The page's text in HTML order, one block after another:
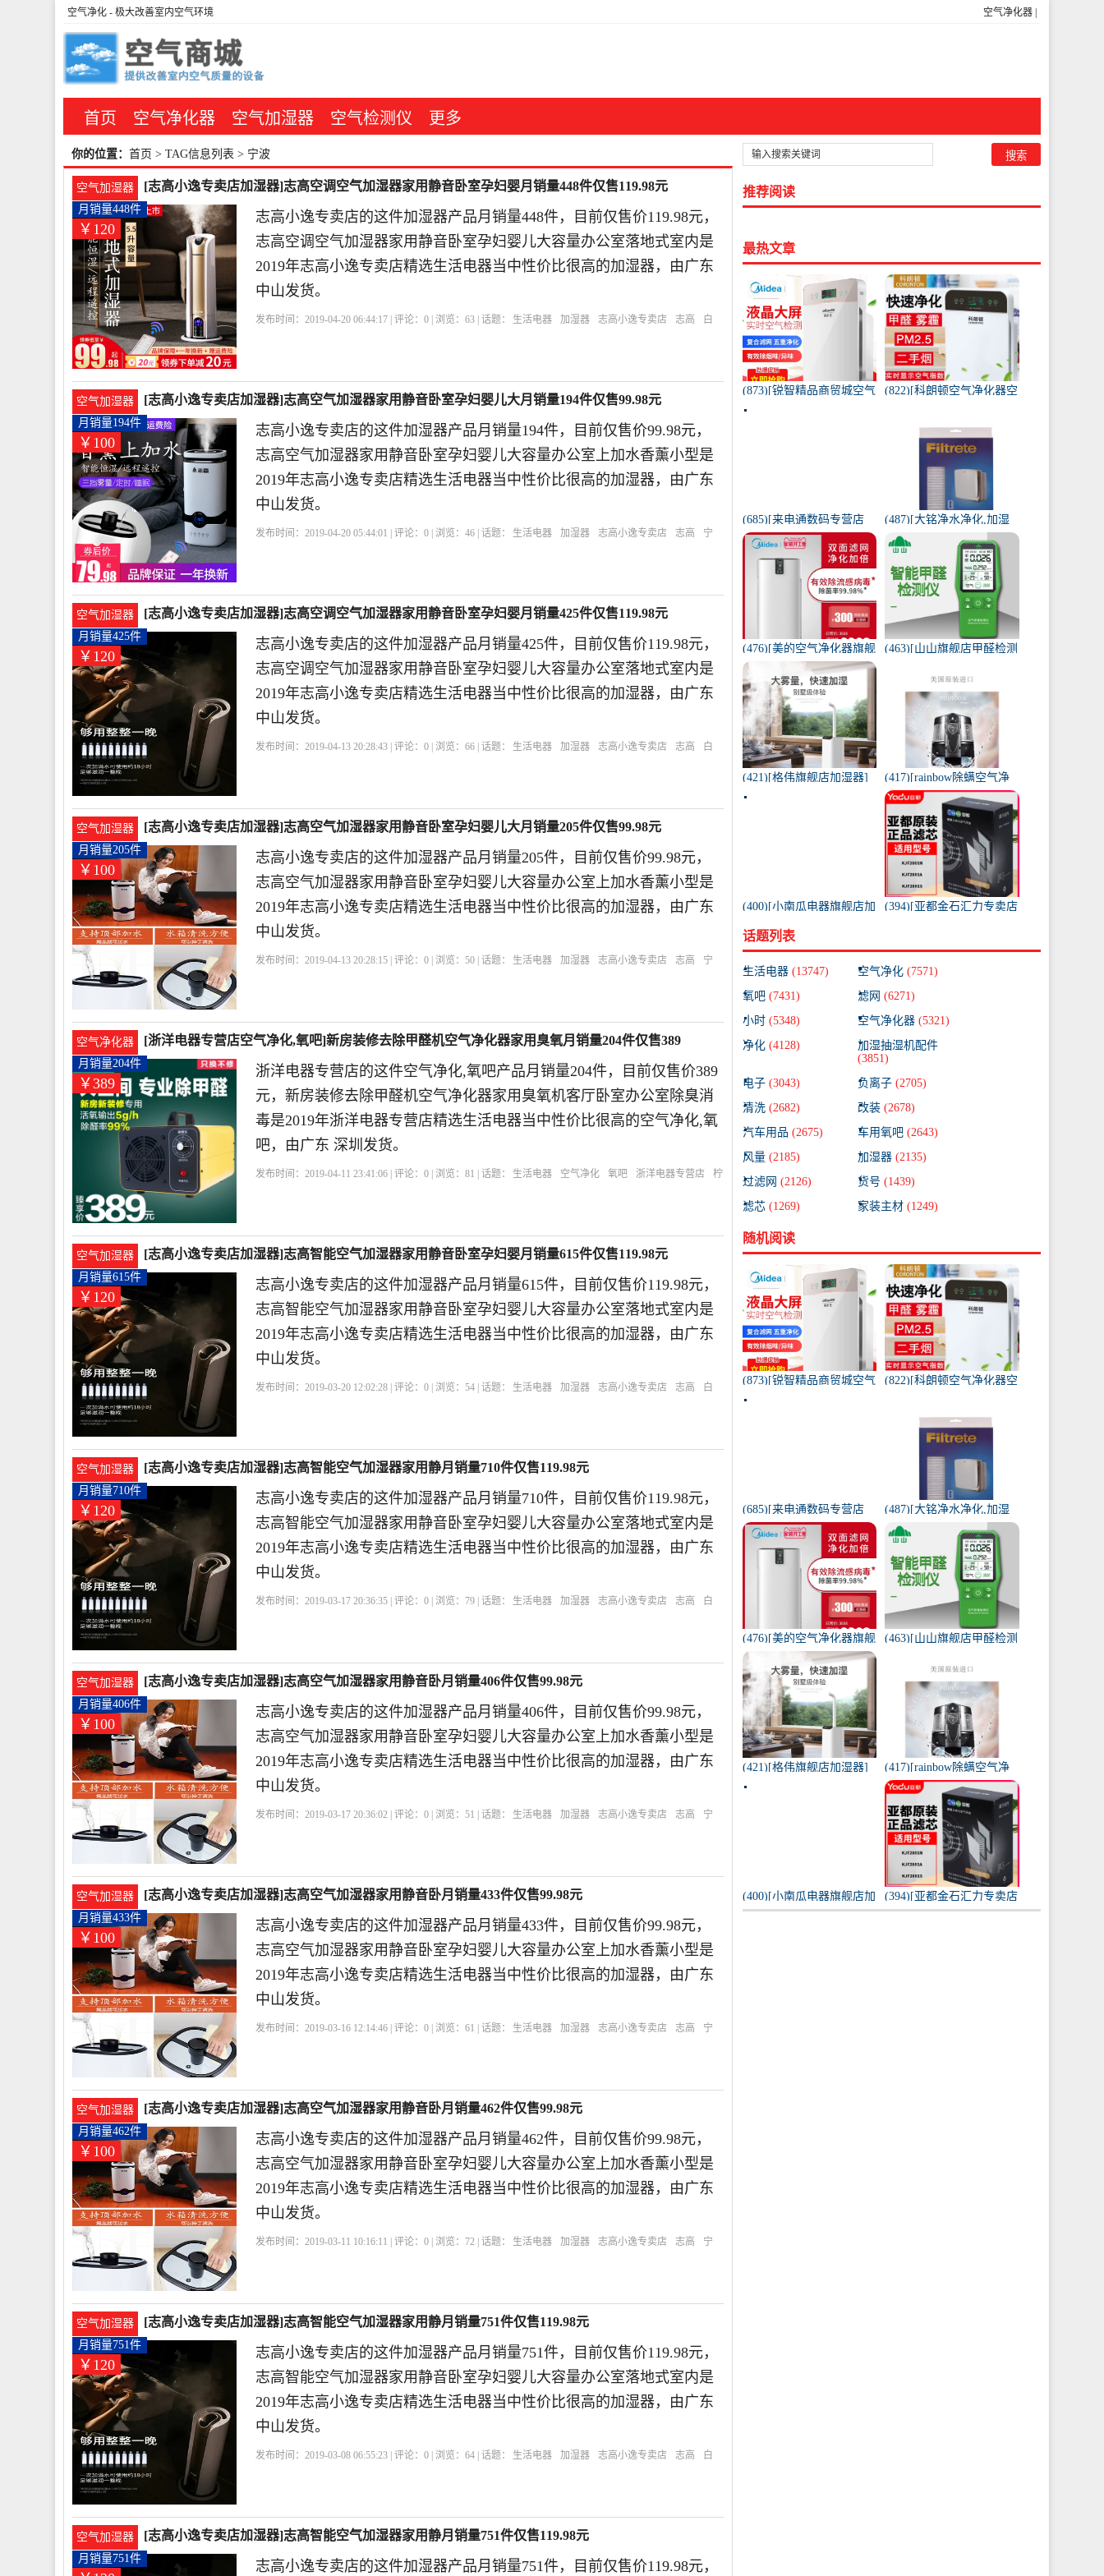
空气净化器
空气净化 - 极大改善室内空气环境
首页 空气净化器 空气加湿器 空气检测仪 更多
你的位置： 首页 > TAG信息列表 > 宁波
空气加湿器 [志高小逸专卖店加湿器]志高空调空气加湿器家用静音卧室孕妇婴月销量448件仅售119.98元
￥120
月销量448件
志高小逸专卖店的这件加湿器产品月销量448件，目前仅售价119.98元，
志高空调空气加湿器家用静音卧室孕妇婴儿大容量办公室落地式室内是
2019年志高小逸专卖店精选生活电器当中性价比很高的加湿器，由广东
中山发货。
发布时间：2019-04-20 06:44:17 | 评论：0 | 浏览：63 | 话题： 生活电器 加湿器 志高小逸专卖店 志高
白
空气加湿器 [志高小逸专卖店加湿器]志高空气加湿器家用静音卧室孕妇婴儿大月销量194件仅售99.98元
￥100
月销量194件
志高小逸专卖店的这件加湿器产品月销量194件，目前仅售价99.98元，
志高空气加湿器家用静音卧室孕妇婴儿大容量办公室上加水香薰小型是
2019年志高小逸专卖店精选生活电器当中性价比很高的加湿器，由广东
中山发货。
发布时间：2019-04-20 05:44:01 | 评论：0 | 浏览：46 | 话题： 生活电器 加湿器 志高小逸专卖店 志高
宁
空气加湿器 [志高小逸专卖店加湿器]志高空调空气加湿器家用静音卧室孕妇婴月销量425件仅售119.98元
￥120
月销量425件
志高小逸专卖店的这件加湿器产品月销量425件，目前仅售价119.98元，
志高空调空气加湿器家用静音卧室孕妇婴儿大容量办公室落地式室内是
2019年志高小逸专卖店精选生活电器当中性价比很高的加湿器，由广东
中山发货。
发布时间：2019-04-13 20:28:43 | 评论：0 | 浏览：66 | 话题： 生活电器 加湿器 志高小逸专卖店 志高
白
空气加湿器 [志高小逸专卖店加湿器]志高空气加湿器家用静音卧室孕妇婴儿大月销量205件仅售99.98元
￥100
月销量205件
志高小逸专卖店的这件加湿器产品月销量205件，目前仅售价99.98元，
志高空气加湿器家用静音卧室孕妇婴儿大容量办公室上加水香薰小型是
2019年志高小逸专卖店精选生活电器当中性价比很高的加湿器，由广东
中山发货。
发布时间：2019-04-13 20:28:15 | 评论：0 | 浏览：50 | 话题： 生活电器 加湿器 志高小逸专卖店 志高
宁
空气净化器
[浙洋电器专营店空气净化,氧吧]新房装修去除甲醛机空气净化器家用臭氧月销量204件仅售389
元
￥389
月销量204件
浙洋电器专营店的这件空气净化,氧吧产品月销量204件，目前仅售价389
元，新房装修去除甲醛机空气净化器家用臭氧机客厅卧室办公室除臭消
毒是2019年浙洋电器专营店精选生活电器当中性价比很高的空气净化,氧
吧，由广东 深圳发货。
发布时间：2019-04-11 23:41:06 | 评论：0 | 浏览：81 | 话题： 生活电器 空气净化 氧吧 浙洋电器专营店
柠
空气加湿器 [志高小逸专卖店加湿器]志高智能空气加湿器家用静音卧室孕妇婴月销量615件仅售119.98元
￥120
月销量615件
志高小逸专卖店的这件加湿器产品月销量615件，目前仅售价119.98元，
志高智能空气加湿器家用静音卧室孕妇婴儿大容量办公室落地式室内是
2019年志高小逸专卖店精选生活电器当中性价比很高的加湿器，由广东
中山发货。
发布时间：2019-03-20 12:02:28 | 评论：0 | 浏览：54 | 话题： 生活电器 加湿器 志高小逸专卖店 志高
白
空气加湿器 [志高小逸专卖店加湿器]志高智能空气加湿器家用静月销量710件仅售119.98元
￥120
月销量710件
志高小逸专卖店的这件加湿器产品月销量710件，目前仅售价119.98元，
志高智能空气加湿器家用静音卧室孕妇婴儿大容量办公室落地式室内是
2019年志高小逸专卖店精选生活电器当中性价比很高的加湿器，由广东
中山发货。
发布时间：2019-03-17 20:36:35 | 评论：0 | 浏览： 79 | 话题： 生活电器 加湿器 志高小逸专卖店 志高
白
空气加湿器 [志高小逸专卖店加湿器]志高空气加湿器家用静音卧月销量406件仅售99.98元
￥100
月销量406件
志高小逸专卖店的这件加湿器产品月销量406件，目前仅售价99.98元，
志高空气加湿器家用静音卧室孕妇婴儿大容量办公室上加水香薰小型是
2019年志高小逸专卖店精选生活电器当中性价比很高的加湿器，由广东
中山发货。
发布时间：2019-03-17 20:36:02 | 评论：0 | 浏览：51 | 话题： 生活电器 加湿器 志高小逸专卖店 志高
宁
空气加湿器 [志高小逸专卖店加湿器]志高空气加湿器家用静音卧月销量433件仅售99.98元
￥100
月销量433件
志高小逸专卖店的这件加湿器产品月销量433件，目前仅售价99.98元，
志高空气加湿器家用静音卧室孕妇婴儿大容量办公室上加水香薰小型是
2019年志高小逸专卖店精选生活电器当中性价比很高的加湿器，由广东
中山发货。
发布时间：2019-03-16 12:14:46 | 评论：0 | 浏览：61 | 话题： 生活电器 加湿器 志高小逸专卖店 志高
宁
空气加湿器 [志高小逸专卖店加湿器]志高空气加湿器家用静音卧月销量462件仅售99.98元
￥100
月销量462件
志高小逸专卖店的这件加湿器产品月销量462件，目前仅售价99.98元，
志高空气加湿器家用静音卧室孕妇婴儿大容量办公室上加水香薰小型是
2019年志高小逸专卖店精选生活电器当中性价比很高的加湿器，由广东
中山发货。
发布时间：2019-03-11 10:16:11 | 评论：0 | 浏览： 72 | 话题： 生活电器 加湿器 志高小逸专卖店 志高
宁
空气加湿器 [志高小逸专卖店加湿器]志高智能空气加湿器家用静月销量751件仅售119.98元
￥120
月销量751件
志高小逸专卖店的这件加湿器产品月销量751件，目前仅售价119.98元，
志高智能空气加湿器家用静音卧室孕妇婴儿大容量办公室落地式室内是
2019年志高小逸专卖店精选生活电器当中性价比很高的加湿器，由广东
中山发货。
发布时间：2019-03-08 06:55:23 | 评论：0 | 浏览：64 | 话题： 生活电器 加湿器 志高小逸专卖店 志高
白
空气加湿器 [志高小逸专卖店加湿器]志高智能空气加湿器家用静月销量751件仅售119.98元
月销量751件 志高小逸专卖店的这件加湿器产品月销量751件，目前仅售价119.98元，
推荐阅读
最热文章
(873)[锐智精品商贸城空气
净化器]小米品质车载空气
(822)[科朗顿空气净化器空
雾月销量9件仅售168元
(685)[来电通数码专营店
USB加湿器]加湿器家用静
音卧室小米小型空气无线
可月销量213件仅售29元
(487)[大铭净水净化,加湿
抽湿机配件]3M菲尔萃空
气净化器静电滤网FACF月
销量1件仅售199元
(476)[美的空气净化器旗舰
店空气净化,氧吧]美的空气
净化器家用除甲醛月销量
170件仅售3698元
(463)[山山旗舰店甲醛检测
苯空气质量专业家月销量
12件仅售298元
(421)[格伟旗舰店加湿器]
工业加湿器大容量空气家
(417)[rainbow除螨空气净
化,氧吧]美国原装进口水过
滤RAINBOW空气月销量0
件仅售31920元
(400)[小南瓜电器旗舰店加
音卧室月销量198件仅售
59.9元
(394)[亚都金石汇力专卖店
KJF28月销量0件仅售249元
话题列表
生活电器 (13747) 空气净化 (7571)
氧吧 (7431) 滤网 (6271)
小时 (5348) 空气净化器 (5321)
净化 (4128)
加湿抽湿机配件
(3851)
电子 (3043) 负离子 (2705)
清洗 (2682) 改装 (2678)
汽车用品 (2675) 车用氧吧 (2643)
风量 (2185) 加湿器 (2135)
过滤网 (2126) 货号 (1439)
滤芯 (1269) 家装主材 (1249)
随机阅读
(873)[锐智精品商贸城空气
净化器]小米品质车载空气
(822)[科朗顿空气净化器空
雾月销量9件仅售168元
(685)[来电通数码专营店
USB加湿器]加湿器家用静
音卧室小米小型空气无线
可月销量213件仅售29元
(487)[大铭净水净化,加湿
抽湿机配件]3M菲尔萃空
气净化器静电滤网FACF月
销量1件仅售199元
(476)[美的空气净化器旗舰
店空气净化,氧吧]美的空气
净化器家用除甲醛月销量
170件仅售3698元
(463)[山山旗舰店甲醛检测
苯空气质量专业家月销量
12件仅售298元
(421)[格伟旗舰店加湿器]
工业加湿器大容量空气家
(417)[rainbow除螨空气净
化,氧吧]美国原装进口水过
滤RAINBOW空气月销量0
件仅售31920元
(400)[小南瓜电器旗舰店加
湿器]小南瓜加湿器家用静
(394)[亚都金石汇力专卖店
净化,加湿抽湿机配件]亚都